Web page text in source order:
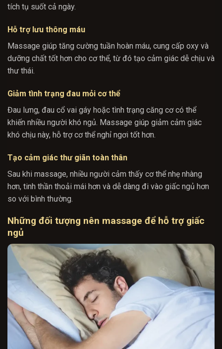
tích tụ suốt cả ngày.
Hỗ trợ lưu thông máu
Massage giúp tăng cường tuần hoàn máu, cung cấp oxy và
dưỡng chất tốt hơn cho cơ thể, từ đó tạo cảm giác dễ chịu và
thư thái.
Giảm tình trạng đau mỏi cơ thể
Đau lưng, đau cổ vai gáy hoặc tình trạng căng cơ có thể
khiến nhiều người khó ngủ. Massage giúp giảm cảm giác
khó chịu này, hỗ trợ cơ thể nghỉ ngơi tốt hơn.
Tạo cảm giác thư giãn toàn thân
Sau khi massage, nhiều người cảm thấy cơ thể nhẹ nhàng
hơn, tinh thần thoải mái hơn và dễ dàng đi vào giấc ngủ hơn
so với bình thường.
Những đối tượng nên massage để hỗ trợ giấc
ngủ